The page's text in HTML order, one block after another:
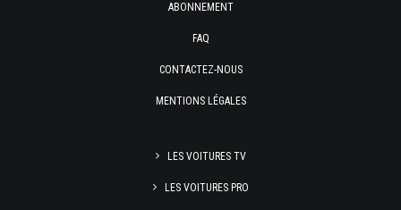
ABONNEMENT
FAQ
CONTACTEZ-NOUS
MENTIONS LÉGALES
LES VOITURES TV
LES VOITURES PRO